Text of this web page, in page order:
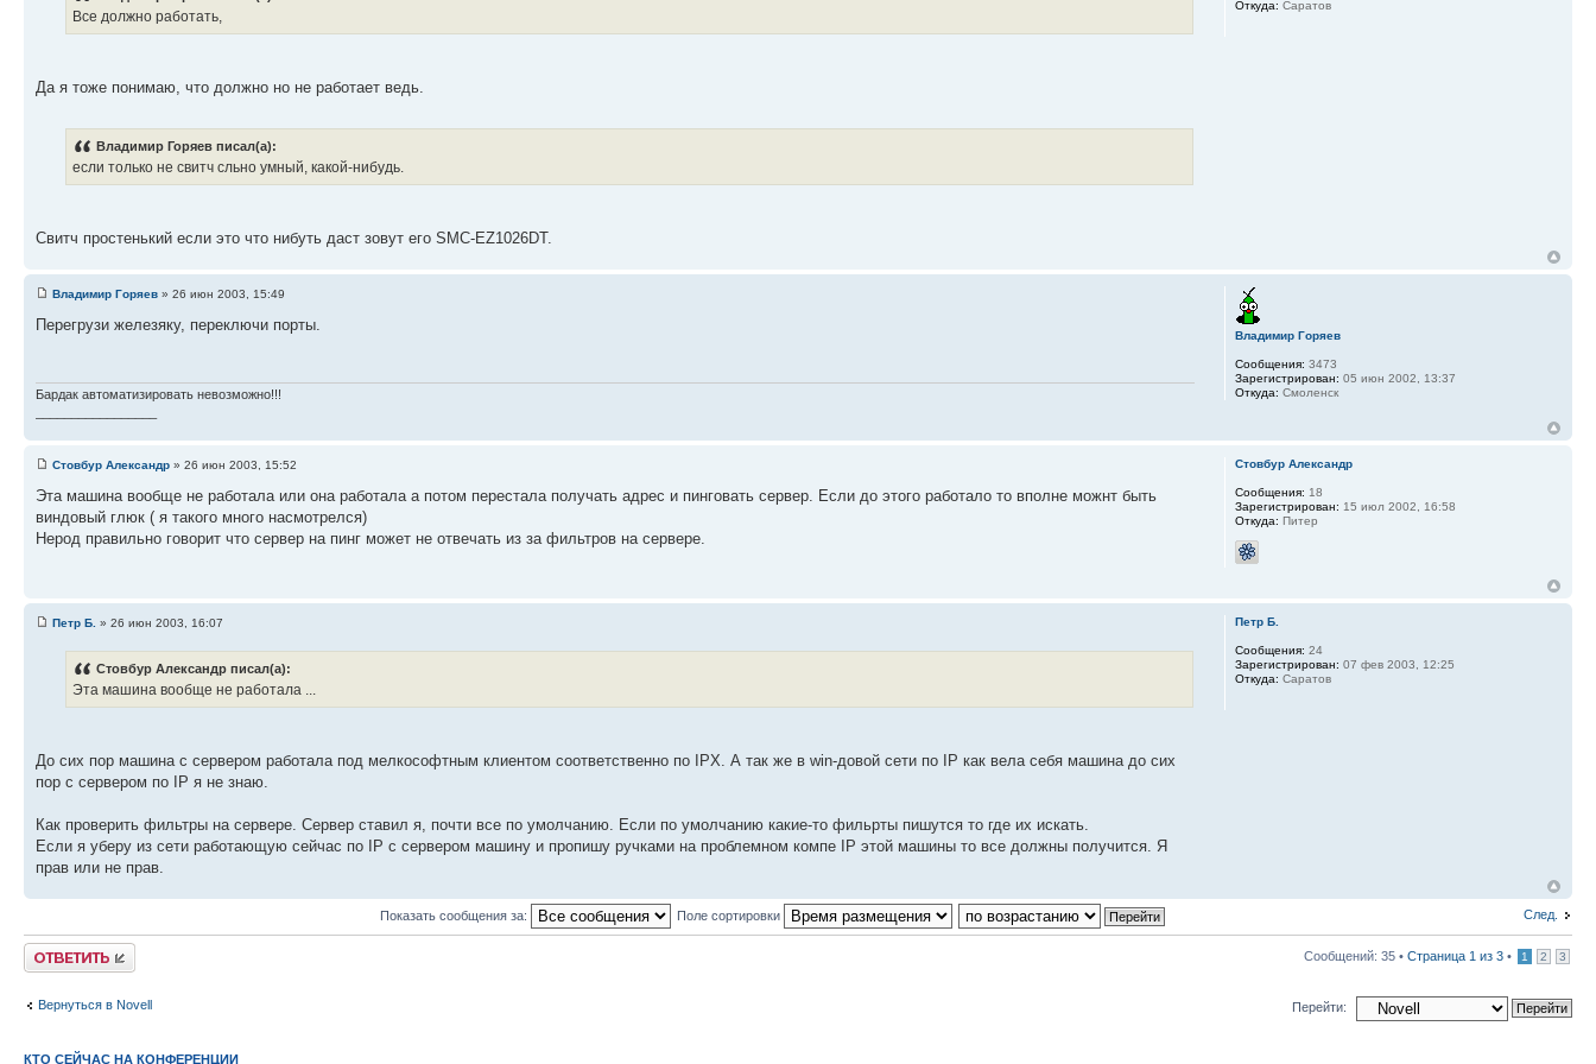
Все должно работать,
Да я тоже понимаю, что должно но не работает ведь.
Владимир Горяев писал(а):
если только не свитч сльно умный, какой-нибудь.
Свитч простенький если это что нибуть даст зовут его SMC-EZ1026DT.
Откуда: Саратов
Владимир Горяев » 26 июн 2003, 15:49
Перегрузи железяку, переключи порты.
Бардак автоматизировать невозможно!!!
Владимир Горяев
Сообщения: 3473
Зарегистрирован: 05 июн 2002, 13:37
Откуда: Смоленск
Стовбур Александр » 26 июн 2003, 15:52
Эта машина вообще не работала или она работала а потом перестала получать адрес и пинговать сервер. Если до этого работало то вполне можнт быть
виндовый глюк ( я такого много насмотрелся)
Нерод правильно говорит что сервер на пинг может не отвечать из за фильтров на сервере.
Стовбур Александр
Сообщения: 18
Зарегистрирован: 15 июл 2002, 16:58
Откуда: Питер
Петр Б. » 26 июн 2003, 16:07
Стовбур Александр писал(а):
Эта машина вообще не работала ...
До сих пор машина с сервером работала под мелкософтным клиентом соответственно по IPX. А так же в win-довой сети по IP как вела себя машина до сих
пор с сервером по IP я не знаю.
Как проверить фильтры на сервере. Сервер ставил я, почти все по умолчанию. Если по умолчанию какие-то фильрты пишутся то где их искать.
Если я уберу из сети работающую сейчас по IP с сервером машину и пропишу ручками на проблемном компе IP этой машины то все должны получится. Я
прав или не прав.
Петр Б.
Сообщения: 24
Зарегистрирован: 07 фев 2003, 12:25
Откуда: Саратов
След.
Показать сообщения за: Поле сортировки
Ответить Сообщений: 35 • Страница 1 из 3 • 1 2 3
Вернуться в Novell Перейти:
КТО СЕЙЧАС НА КОНФЕРЕНЦИИ